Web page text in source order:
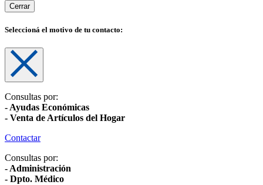
Cerrar
Seleccioná el motivo de tu contacto:
Consultas por:
- Ayudas Económicas
- Venta de Artículos del Hogar
Contactar
Consultas por:
- Administración
- Dpto. Médico